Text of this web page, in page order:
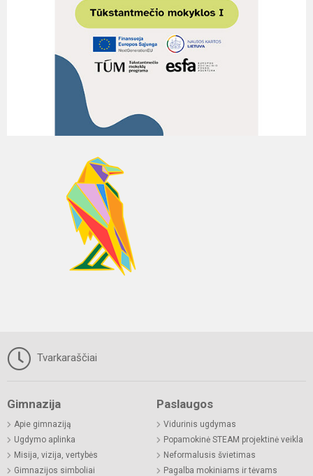
Tvarkaraščiai
Gimnazija
Apie gimnaziją
Ugdymo aplinka
Misija, vizija, vertybės
Gimnazijos simboliai
Paslaugos
Vidurinis ugdymas
Popamokinė STEAM projektinė veikla
Neformalusis švietimas
Pagalba mokiniams ir tėvams